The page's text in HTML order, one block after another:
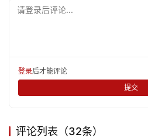
请登录后评论...
登录后才能评论
提交
评论列表（32条）